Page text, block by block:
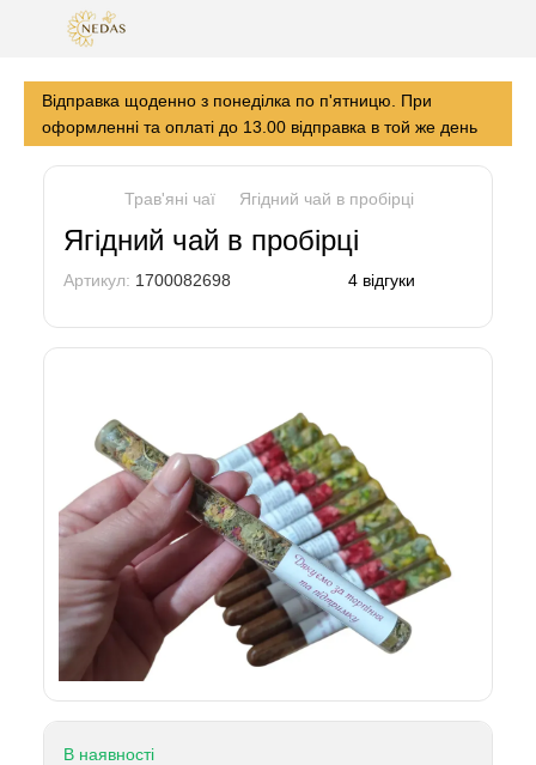
Відправка щоденно з понеділка по п'ятницю. При
оформленні та оплаті до 13.00 відправка в той же день
Трав'яні чаї Ягідний чай в пробірці
Ягідний чай в пробірці
Артикул: 1700082698 4 відгуки
В наявності